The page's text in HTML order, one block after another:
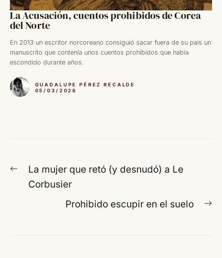
La Acusación, cuentos prohibidos de Corea
del Norte
En 2013 un escritor norcoreano consiguió sacar fuera de su país un
manuscrito que contenía unos cuentos prohibidos que había
escondido durante años.
GUADALUPE PÉREZ RECALDE
05/03/2026
Navegación
entradas
Entrada
anterior:
La mujer que retó (y desnudó) a Le
Corbusier
Prohibido escupir en el suelo